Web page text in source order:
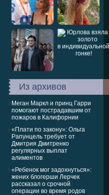
Из архивов
Меган Маркл и принц Гарри
помогают пострадавшим от
пожаров в Калифорнии
«Плати по закону»: Ольга
Рапунцель требует от
Дмитрия Дмитренко
регулярных выплат
алиментов
«Ребенок мог задохнуться»:
жених блогерши Лерчек
рассказал о срочной
операции во время родов